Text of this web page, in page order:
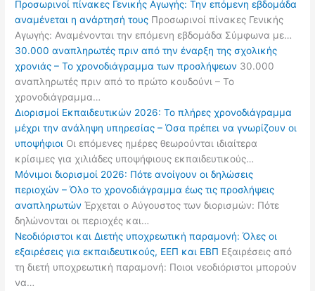
Προσωρινοί πίνακες Γενικής Αγωγής: Την επόμενη εβδομάδα
αναμένεται η ανάρτησή τους Προσωρινοί πίνακες Γενικής
Αγωγής: Αναμένονται την επόμενη εβδομάδα Σύμφωνα με…
30.000 αναπληρωτές πριν από την έναρξη της σχολικής
χρονιάς – Το χρονοδιάγραμμα των προσλήψεων 30.000
αναπληρωτές πριν από το πρώτο κουδούνι – Το
χρονοδιάγραμμα…
Διορισμοί Εκπαιδευτικών 2026: Το πλήρες χρονοδιάγραμμα
μέχρι την ανάληψη υπηρεσίας – Όσα πρέπει να γνωρίζουν οι
υποψήφιοι Οι επόμενες ημέρες θεωρούνται ιδιαίτερα
κρίσιμες για χιλιάδες υποψήφιους εκπαιδευτικούς…
Μόνιμοι διορισμοί 2026: Πότε ανοίγουν οι δηλώσεις
περιοχών – Όλο το χρονοδιάγραμμα έως τις προσλήψεις
αναπληρωτών Έρχεται ο Αύγουστος των διορισμών: Πότε
δηλώνονται οι περιοχές και…
Νεοδιόριστοι και Διετής υποχρεωτική παραμονή: Όλες οι
εξαιρέσεις για εκπαιδευτικούς, ΕΕΠ και ΕΒΠ Εξαιρέσεις από
τη διετή υποχρεωτική παραμονή: Ποιοι νεοδιόριστοι μπορούν
να…